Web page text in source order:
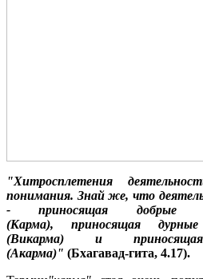
"Хитросплетения
понимания. Знай же, что
- приносящая добрые
(Карма), приносящая
(Викарма) и
(Акарма)" (Бхагавад-гита, 4.17).